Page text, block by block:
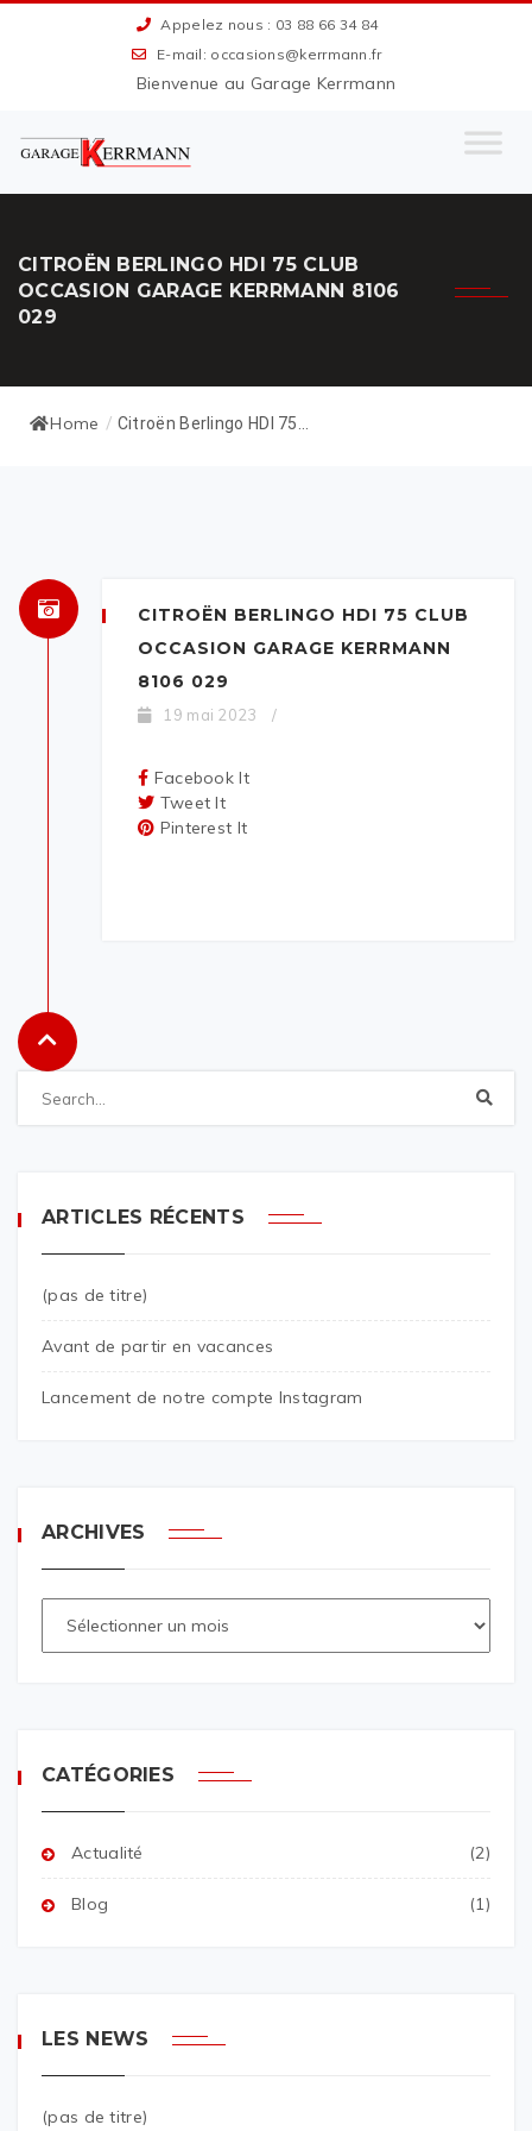
Appelez nous : 03 88 66 34 84
E-mail: occasions@kerrmann.fr
Bienvenue au Garage Kerrmann
CITROËN BERLINGO HDI 75 CLUB
OCCASION GARAGE KERRMANN 8106
029
Home / Citroën Berlingo HDI 75...
CITROËN BERLINGO HDI 75 CLUB
OCCASION GARAGE KERRMANN
8106 029
19 mai 2023 /
Facebook It
Tweet It
Pinterest It
ARTICLES RÉCENTS
(pas de titre)
Avant de partir en vacances
Lancement de notre compte Instagram
ARCHIVES
CATÉGORIES
Actualité (2)
Blog (1)
LES NEWS
(pas de titre)